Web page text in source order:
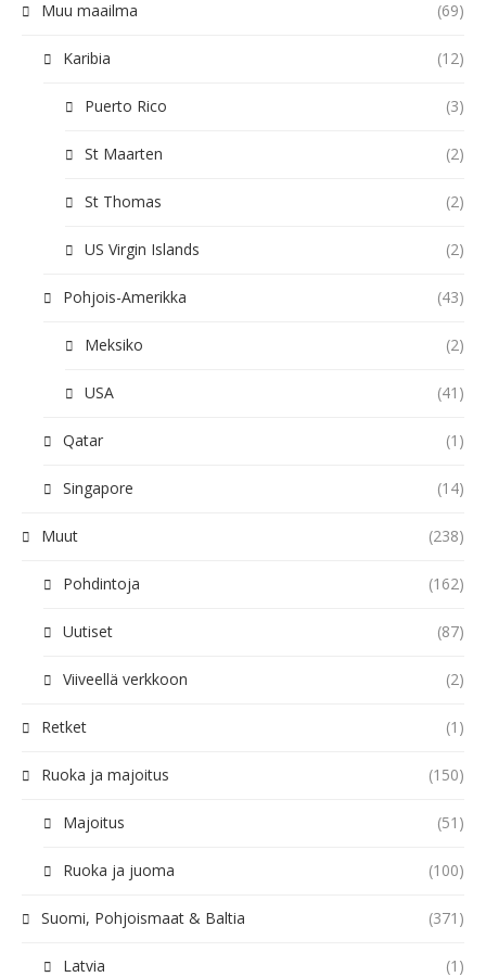
Muu maailma (69)
Karibia (12)
Puerto Rico (3)
St Maarten (2)
St Thomas (2)
US Virgin Islands (2)
Pohjois-Amerikka (43)
Meksiko (2)
USA (41)
Qatar (1)
Singapore (14)
Muut (238)
Pohdintoja (162)
Uutiset (87)
Viiveellä verkkoon (2)
Retket (1)
Ruoka ja majoitus (150)
Majoitus (51)
Ruoka ja juoma (100)
Suomi, Pohjoismaat & Baltia (371)
Latvia (1)